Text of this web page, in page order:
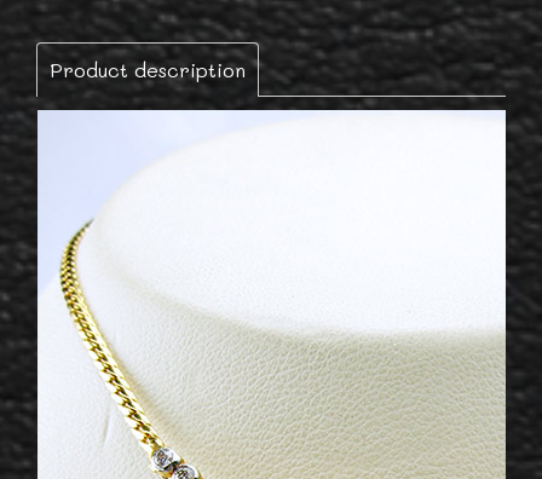
Product description